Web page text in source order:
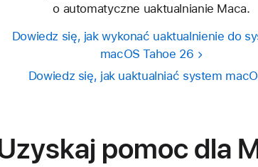
o automatyczne uaktualnianie Maca.
Dowiedz się, jak wykonać uaktualnienie do
macOS Tahoe 26
Dowiedz się, jak uaktualniać system
pomoc dla